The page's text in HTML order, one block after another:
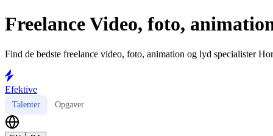
Freelance Video, foto,
Find de bedste freelance video, foto, animation og lyd specialister
Efektive
Talenter Opgaver